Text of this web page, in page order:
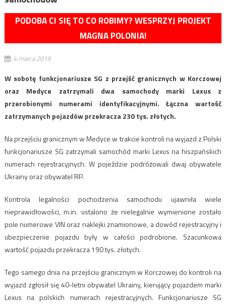
PODOBA CI SIĘ TO CO ROBIMY? WESPRZYJ PROJEKT
MAGNA POLONIA!
4 marca 2019
W sobotę funkcjonariusze SG z przejść granicznych w Korczowej
oraz Medyce zatrzymali dwa samochody marki Lexus z
przerobionymi numerami identyfikacyjnymi. Łączna wartość
zatrzymanych pojazdów przekracza 230 tys. złotych.
Na przejściu granicznym w Medyce w trakcie kontroli na wyjazd z Polski
funkcjonariusze SG zatrzymali samochód marki Lexus na hiszpańskich
numerach rejestracyjnych. W pojeździe podróżowali dwaj obywatele
Ukrainy oraz obywatel RP.
Kontrola legalności pochodzenia samochodu ujawniła wiele
nieprawidłowości, m.in. ustalono że nielegalnie wymienione zostało
pole numerowe VIN oraz naklejki znamionowe, a dowód rejestracyjny i
ubezpieczenie pojazdu były w całości podrobione. Szacunkowa
wartość pojazdu przekracza 190 tys. złotych.
Tego samego dnia na przejściu granicznym w Korczowej do kontroli na
wyjazd zgłosił się 40-letni obywatel Ukrainy, kierujący pojazdem marki
Lexus na polskich numerach rejestracyjnych. Funkcjonariusze SG